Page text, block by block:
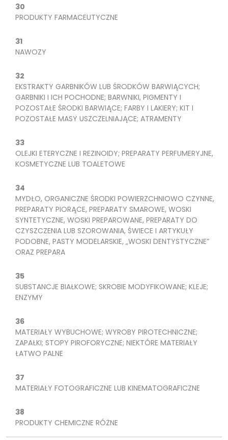
30
PRODUKTY FARMACEUTYCZNE
31
NAWOZY
32
EKSTRAKTY GARBNIKÓW LUB ŚRODKÓW BARWIĄCYCH;
GARBNIKI I ICH POCHODNE; BARWNIKI, PIGMENTY I
POZOSTAŁE ŚRODKI BARWIĄCE; FARBY I LAKIERY; KIT I
POZOSTAŁE MASY USZCZELNIAJĄCE; ATRAMENTY
33
OLEJKI ETERYCZNE I REZINOIDY; PREPARATY PERFUMERYJNE,
KOSMETYCZNE LUB TOALETOWE
34
MYDŁO, ORGANICZNE ŚRODKI POWIERZCHNIOWO CZYNNE,
PREPARATY PIORĄCE, PREPARATY SMAROWE, WOSKI
SYNTETYCZNE, WOSKI PREPAROWANE, PREPARATY DO
CZYSZCZENIA LUB SZOROWANIA, ŚWIECE I ARTYKUŁY
PODOBNE, PASTY MODELARSKIE, „WOSKI DENTYSTYCZNE”
ORAZ PREPARA
35
SUBSTANCJE BIAŁKOWE; SKROBIE MODYFIKOWANE; KLEJE;
ENZYMY
36
MATERIAŁY WYBUCHOWE; WYROBY PIROTECHNICZNE;
ZAPAŁKI; STOPY PIROFORYCZNE; NIEKTÓRE MATERIAŁY
ŁATWO PALNE
37
MATERIAŁY FOTOGRAFICZNE LUB KINEMATOGRAFICZNE
38
PRODUKTY CHEMICZNE RÓŻNE